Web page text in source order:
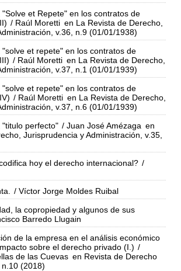
"Solve et Repete" en los contratos de
/ Raúl Moretti en La Revista de Derecho,
v.36, n.9 (01/01/1938)
"solve et repete" en los contratos de
/ Raúl Moretti en La Revista de Derecho,
v.37, n.1 (01/01/1939)
"solve et repete" en los contratos de
/ Raúl Moretti en La Revista de Derecho,
v.37, n.6 (01/01/1939)
"titulo perfecto" / Juan José Amézaga en
Jurisprudencia y Administración, v.35,
hoy el derecho internacional? /
/ Víctor Jorge Moldes Ruibal
la copropiedad y algunos de sus
Barredo Llugain
de la empresa en el análisis económico
sobre el derecho privado (I.) /
de las Cuevas en Revista de Derecho
(2018)